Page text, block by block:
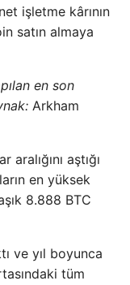
işletme kârının
satın almaya
en son
Arkham
aştığı
en yüksek
8.888 BTC
ve yıl boyunca
tüm